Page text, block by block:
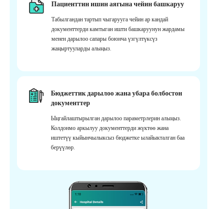
Пациенттин ишин аягына чейин башкаруу
Табылгандан тартып чыгарууга чейин ар кандай
документтерди камтыган ишти башкаруунун жардамы
менен дарылоо сапары боюнча үзгүлтүксүз
жаңыртууларды алыңыз.
Бюджеттик дарылоо жана убара болбостон
документтер
Ыңгайлаштырылган дарылоо параметрлерин алыңыз.
Колдонмо аркылуу документтерди жүктөө жана
иштетүү кыйынчылыксыз бюджетке ылайыкталган баа
берүүлөр.